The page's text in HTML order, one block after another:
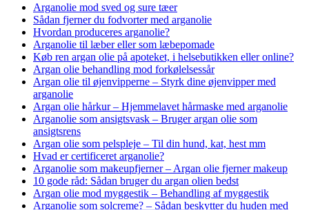
Arganolie mod sved og sure tæer
Sådan fjerner du fodvorter med arganolie
Hvordan produceres arganolie?
Arganolie til læber eller som læbepomade
Køb ren argan olie på apoteket, i helsebutikken eller online?
Argan olie behandling mod forkølelsessår
Argan olie til øjenvipperne – Styrk dine øjenvipper med
arganolie
Argan olie hårkur – Hjemmelavet hårmaske med arganolie
Arganolie som ansigtsvask – Bruger argan olie som
ansigtsrens
Argan olie som pelspleje – Til din hund, kat, hest mm
Hvad er certificeret arganolie?
Arganolie som makeupfjerner – Argan olie fjerner makeup
10 gode råd: Sådan bruger du argan olien bedst
Argan olie mod myggestik – Behandling af myggestik
Arganolie som solcreme? – Sådan beskytter du huden med